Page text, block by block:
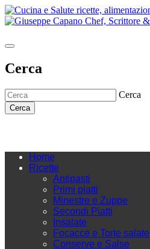
Cerca
Cerca
Cerca
Home
Ricette
Antipasti
Primi piatti
Minestre e Zuppe
Secondi Piatti
Insalate
Focacce e Torte salate
Conserve e Salse